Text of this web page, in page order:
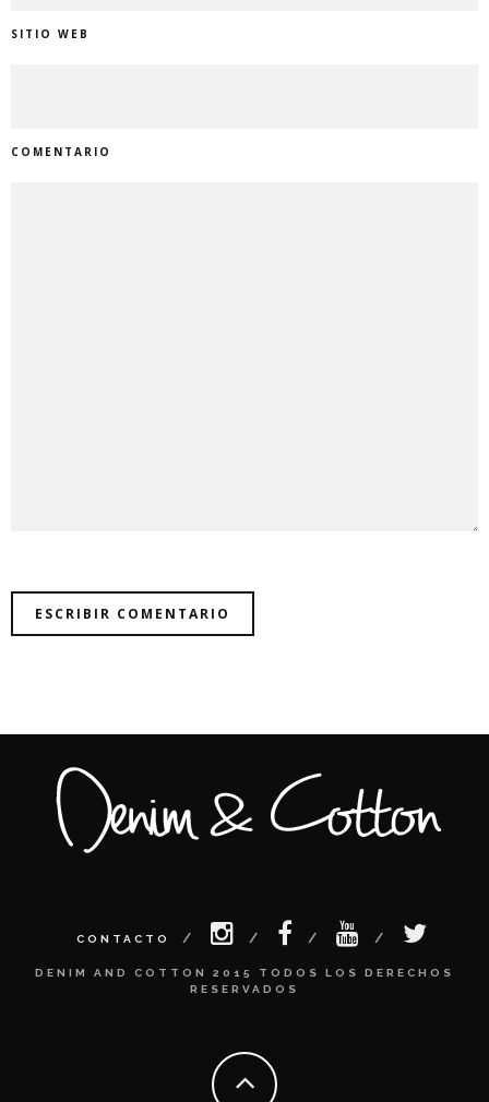
SITIO WEB
COMENTARIO
CONTACTO
DENIM AND COTTON 2015 TODOS LOS DERECHOS
RESERVADOS